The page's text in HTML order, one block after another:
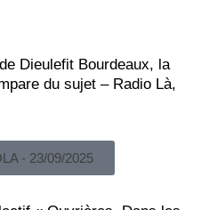
Dieulefit Bourdeaux, la
du sujet – Radio Là,
- 23/09/2025